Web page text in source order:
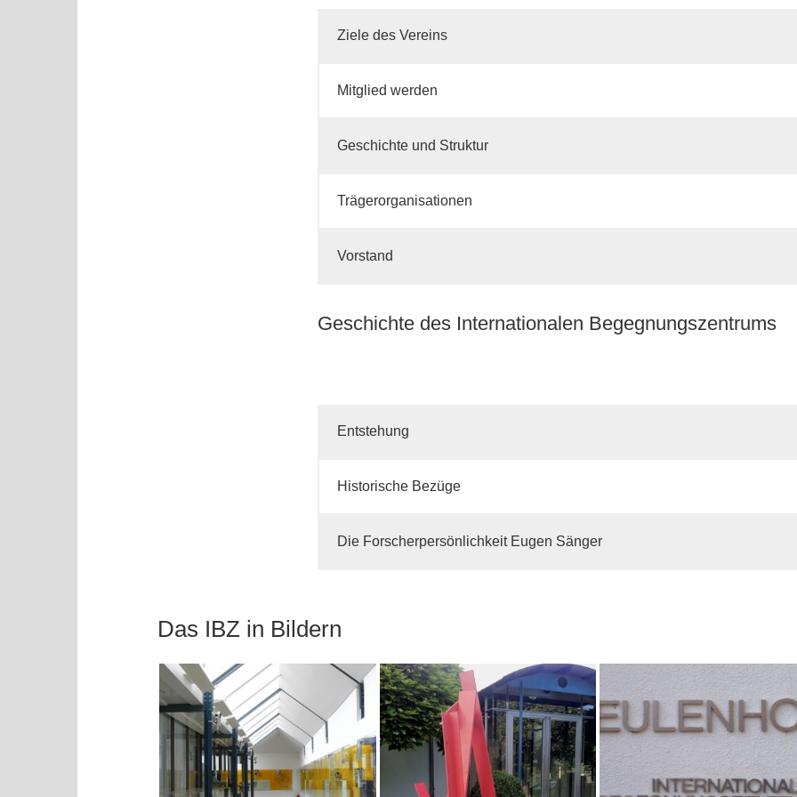
Ziele des Vereins
Mitglied werden
Geschichte und Struktur
Trägerorganisationen
Vorstand
Geschichte des Internationalen Begegnungszentrums
Entstehung
Historische Bezüge
Die Forscherpersönlichkeit Eugen Sänger
Das IBZ in Bildern